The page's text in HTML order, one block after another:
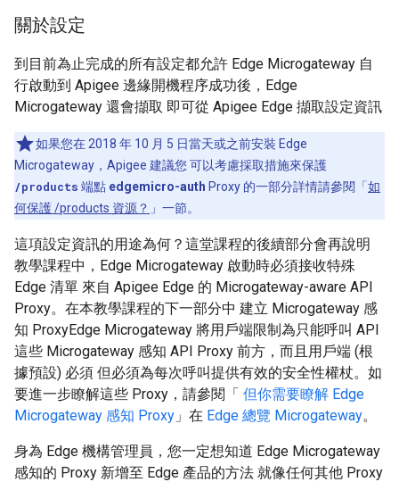
關於設定
到目前為止完成的所有設定都允許 Edge Microgateway 自
行啟動到 Apigee 邊緣開機程序成功後，Edge
Microgateway 還會擷取 即可從 Apigee Edge 擷取設定資訊
如果您在 2018 年 10 月 5 日當天或之前安裝 Edge
Microgateway，Apigee 建議您 可以考慮採取措施來保護
/products 端點 edgemicro-auth Proxy 的一部分詳情請參閱「 如
何保護 /products 資源？ 」一節。
這項設定資訊的用途為何？這堂課程的後續部分會再說明
教學課程中，Edge Microgateway 啟動時必須接收特殊
Edge 清單 來自 Apigee Edge 的 Microgateway-aware API
Proxy。在本教學課程的下一部分中 建立 Microgateway 感
知 ProxyEdge Microgateway 將用戶端限制為只能呼叫 API
這些 Microgateway 感知 API Proxy 前方，而且用戶端 (根
據預設) 必須 但必須為每次呼叫提供有效的安全性權杖。如
要進一步瞭解這些 Proxy，請參閱「 但你需要瞭解 Edge
Microgateway 感知 Proxy 」在 Edge 總覽 Microgateway。
身為 Edge 機構管理員，您一定想知道 Edge Microgateway
感知的 Proxy 新增至 Edge 產品的方法 就像任何其他 Proxy